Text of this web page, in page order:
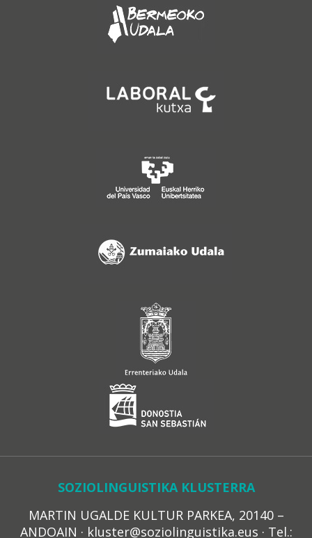
SOZIOLINGUISTIKA KLUSTERRA
MARTIN UGALDE KULTUR PARKEA, 20140 –
ANDOAIN · kluster@soziolinguistika.eus · Tel.: